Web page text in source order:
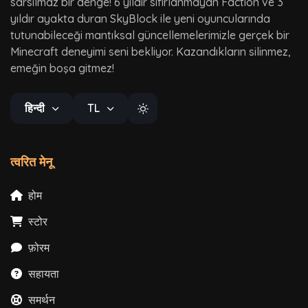
yıldır ayakta duran SkyBlock ile yeni oyuncularında
tutunabileceği mantıksal güncellemelerimizle gerçek bir
Minecraft deneyimi seni bekliyor. Kazandıkların silinmez,
emeğin boşa gitmez!
हिन्दी TL
त्वरित मेनू
होम
स्टोर
फ़ोरम
सहायता
समर्थन